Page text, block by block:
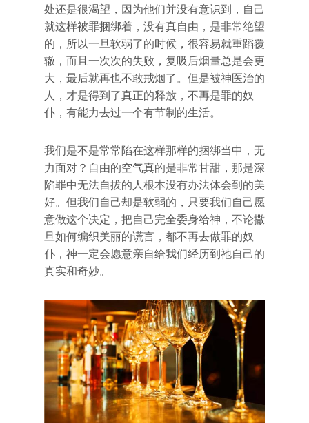
处还是很渴望，因为他们并没有意识到，自己
就这样被罪捆绑着，没有真自由，是非常绝望
的，所以一旦软弱了的时候，很容易就重蹈覆
辙，而且一次次的失败，复吸后烟量总是会更
大，最后就再也不敢戒烟了。但是被神医治的
人，才是得到了真正的释放，不再是罪的奴
仆，有能力去过一个有节制的生活。
我们是不是常常陷在这样那样的捆绑当中，无
力面对？自由的空气真的是非常甘甜，那是深
陷罪中无法自拔的人根本没有办法体会到的美
好。但我们自己却是软弱的，只要我们自己愿
意做这个决定，把自己完全委身给神，不论撒
旦如何编织美丽的谎言，都不再去做罪的奴
仆，神一定会愿意亲自给我们经历到祂自己的
真实和奇妙。